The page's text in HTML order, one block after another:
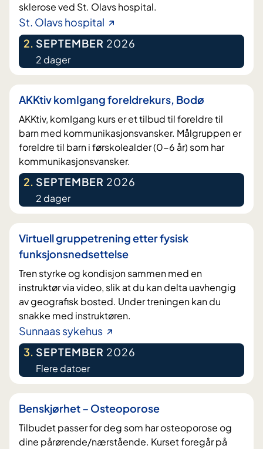
sklerose ved St. Olavs hospital.
St. Olavs hospital
2. SEPTEMBER 2026
2 dager
AKKtiv komIgang foreldrekurs, Bodø
AKKtiv, komIgang kurs er et tilbud til foreldre til
barn med kommunikasjonsvansker. Målgruppen er
foreldre til barn i førskolealder (0-6 år) som har
kommunikasjonsvansker.
2. SEPTEMBER 2026
2 dager
Virtuell gruppetrening etter fysisk
funksjonsnedsettelse
Tren styrke og kondisjon sammen med en
instruktør via video, slik at du kan delta uavhengig
av geografisk bosted. Under treningen kan du
snakke med instruktøren.
Sunnaas sykehus
3. SEPTEMBER 2026
Flere datoer
Benskjørhet – Osteoporose
Tilbudet passer for deg som har osteoporose og
dine pårørende/nærstående. Kurset foregår på